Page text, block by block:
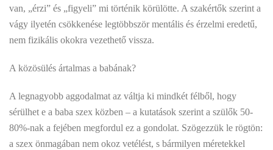
van, „érzi” és „figyeli” mi történik körülötte. A szakértők szerint a
vágy ilyetén csökkenése legtöbbször mentális és érzelmi eredetű,
nem fizikális okokra vezethető vissza.
A közösülés ártalmas a babának?
A legnagyobb aggodalmat az váltja ki mindkét félből, hogy
sérülhet e a baba szex közben – a kutatások szerint a szülők 50-
80%-nak a fejében megfordul ez a gondolat. Szögezzük le rögtön:
a szex önmagában nem okoz vetélést, s bármilyen méretekkel